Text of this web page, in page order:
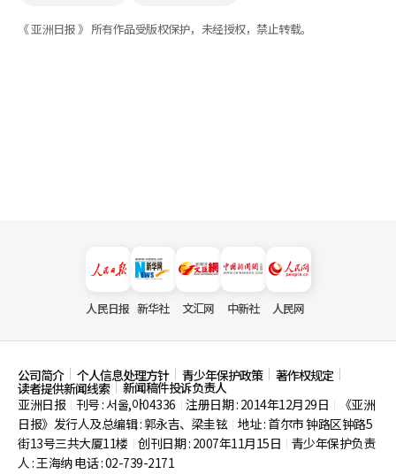
《 亚洲日报 》 所有作品受版权保护，未经授权，禁止转载。
人民日报 新华社 文汇网 中新社 人民网
公司简介 个人信息处理方针 青少年保护政策 著作权规定
读者提供新闻线索
新闻稿件投诉负责人
亚洲日报
刊号 : 서울,아04336 注册日期 : 2014年12月29日
《亚洲
日报》发行人及总编辑 : 郭永吉、梁圭铉 地址 : 首尔市钟路区钟路5
街13号三共大厦11楼 创刊日期 : 2007年11月15日
青少年保护负责
人 : 王海纳 电话 : 02-739-2171